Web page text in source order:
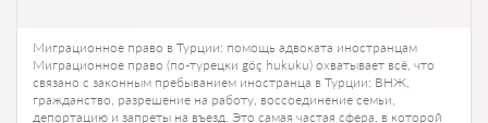
Миграционное право в Турции: помощь адвоката иностранцам
Миграционное право (по-турецки göç hukuku) охватывает всё, что
связано с законным пребыванием иностранца в Турции: ВНЖ,
гражданство, разрешение на работу, воссоединение семьи,
депортацию и запреты на въезд. Это самая частая сфера, в которой